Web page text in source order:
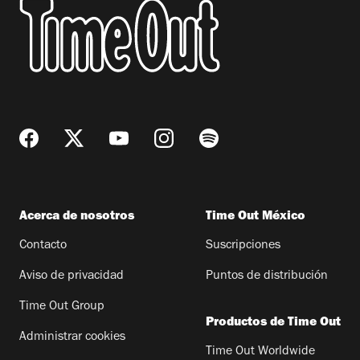
Acerca de nosotros
Contacto
Aviso de privacidad
Time Out Group
Administrar cookies
Time Out México
Suscripciones
Puntos de distribución
Productos de Time Out
Time Out Worldwide